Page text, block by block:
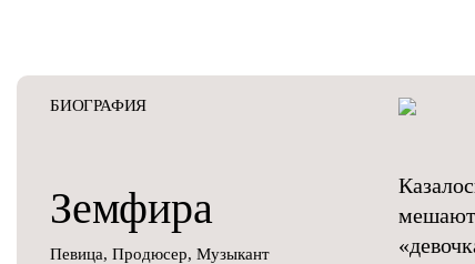
БИОГРАФИЯ
Земфира
Певица, Продюсер, Музыкант
мешают